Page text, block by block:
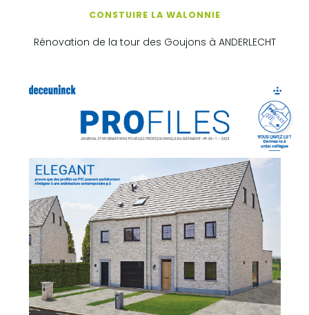
CONSTUIRE LA WALONNIE
Rénovation de la tour des Goujons à ANDERLECHT